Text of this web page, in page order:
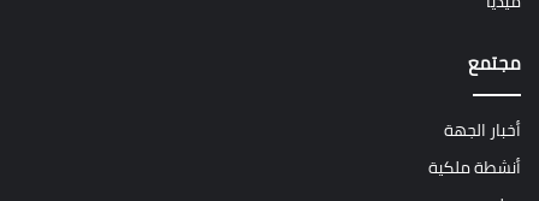
مجتمع
أخبار الجهة
أنشطة ملكية